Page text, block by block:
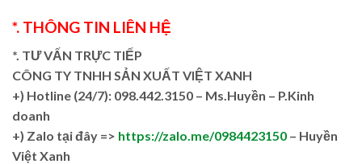
*. THÔNG TIN LIÊN HỆ
*. TƯ VẤN TRỰC TIẾP
CÔNG TY TNHH SẢN XUẤT VIỆT XANH
+) Hotline (24/7): 098.442.3150 – Ms.Huyền – P.Kinh
doanh
+) Zalo tại đây => https://zalo.me/0984423150 – Huyền
Việt Xanh